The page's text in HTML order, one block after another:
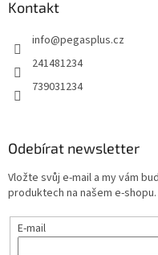
Kontakt
info@pegasplus.cz
241481234
739031234
Odebírat newsletter
Vložte svůj e-mail a my vám
produktech na našem e-shopu.
E-mail